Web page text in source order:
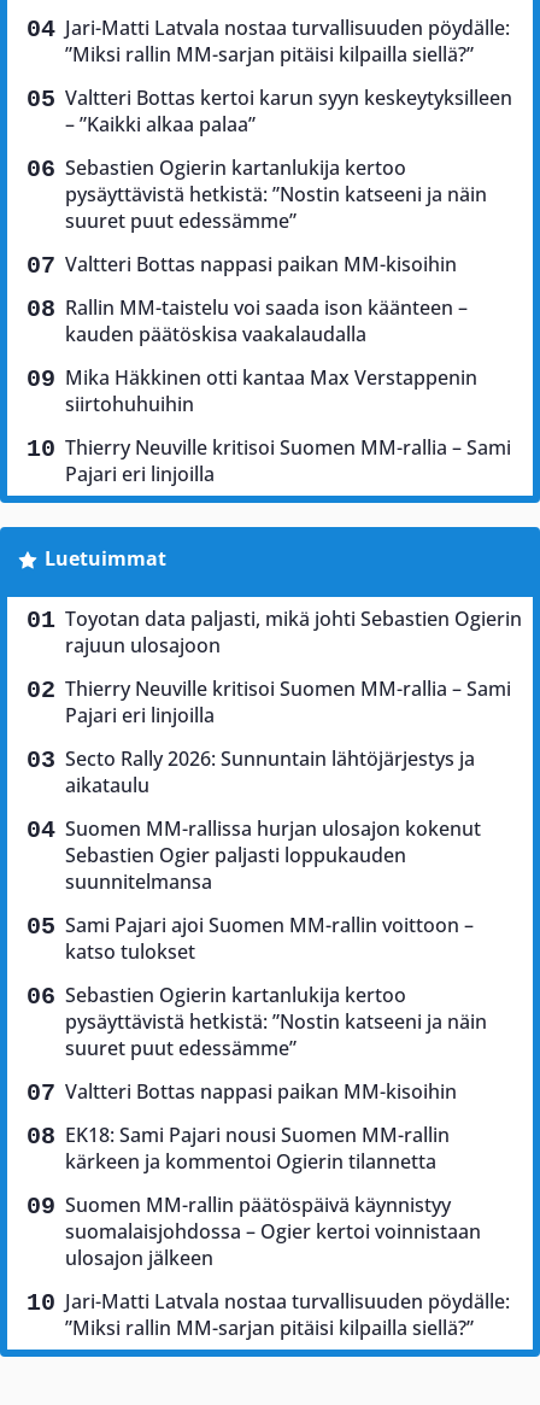
Jari-Matti Latvala nostaa turvallisuuden pöydälle:
”Miksi rallin MM-sarjan pitäisi kilpailla siellä?”
Valtteri Bottas kertoi karun syyn keskeytyksilleen
– ”Kaikki alkaa palaa”
Sebastien Ogierin kartanlukija kertoo
pysäyttävistä hetkistä: ”Nostin katseeni ja näin
suuret puut edessämme”
Valtteri Bottas nappasi paikan MM-kisoihin
Rallin MM-taistelu voi saada ison käänteen –
kauden päätöskisa vaakalaudalla
Mika Häkkinen otti kantaa Max Verstappenin
siirtohuhuihin
Thierry Neuville kritisoi Suomen MM-rallia – Sami
Pajari eri linjoilla
Luetuimmat
Toyotan data paljasti, mikä johti Sebastien Ogierin
rajuun ulosajoon
Thierry Neuville kritisoi Suomen MM-rallia – Sami
Pajari eri linjoilla
Secto Rally 2026: Sunnuntain lähtöjärjestys ja
aikataulu
Suomen MM-rallissa hurjan ulosajon kokenut
Sebastien Ogier paljasti loppukauden
suunnitelmansa
Sami Pajari ajoi Suomen MM-rallin voittoon –
katso tulokset
Sebastien Ogierin kartanlukija kertoo
pysäyttävistä hetkistä: ”Nostin katseeni ja näin
suuret puut edessämme”
Valtteri Bottas nappasi paikan MM-kisoihin
EK18: Sami Pajari nousi Suomen MM-rallin
kärkeen ja kommentoi Ogierin tilannetta
Suomen MM-rallin päätöspäivä käynnistyy
suomalaisjohdossa – Ogier kertoi voinnistaan
ulosajon jälkeen
Jari-Matti Latvala nostaa turvallisuuden pöydälle:
”Miksi rallin MM-sarjan pitäisi kilpailla siellä?”